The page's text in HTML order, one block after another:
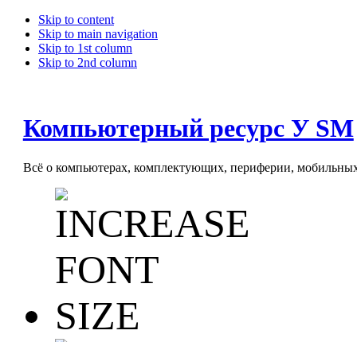
Skip to content
Skip to main navigation
Skip to 1st column
Skip to 2nd column
Компьютерный ресурс У SM
Всё о компьютерах, комплектующих, периферии, мобильных